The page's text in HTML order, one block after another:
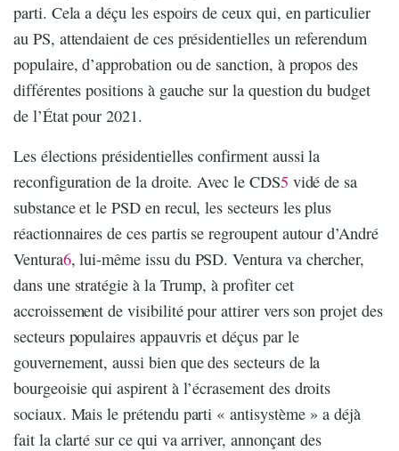
parti. Cela a déçu les espoirs de ceux qui, en particulier
au PS, attendaient de ces présidentielles un referendum
populaire, d’approbation ou de sanction, à propos des
différentes positions à gauche sur la question du budget
de l’État pour 2021.
Les élections présidentielles confirment aussi la
reconfiguration de la droite. Avec le CDS5 vidé de sa
substance et le PSD en recul, les secteurs les plus
réactionnaires de ces partis se regroupent autour d’André
Ventura6, lui-même issu du PSD. Ventura va chercher,
dans une stratégie à la Trump, à profiter cet
accroissement de visibilité pour attirer vers son projet des
secteurs populaires appauvris et déçus par le
gouvernement, aussi bien que des secteurs de la
bourgeoisie qui aspirent à l’écrasement des droits
sociaux. Mais le prétendu parti « antisystème » a déjà
fait la clarté sur ce qui va arriver, annonçant des